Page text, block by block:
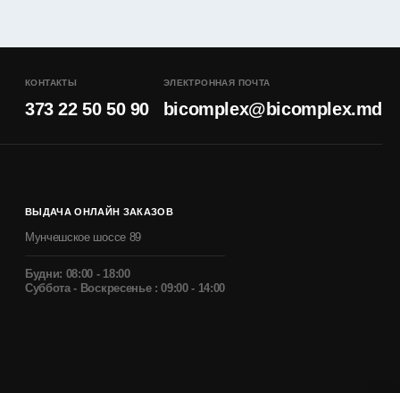
КОНТАКТЫ
373 22 50 50 90
ЭЛЕКТРОННАЯ ПОЧТА
bicomplex@bicomplex.md
ВЫДАЧА ОНЛАЙН ЗАКАЗОВ
Мунчешское шоссе 89
Будни: 08:00 - 18:00
Суббота - Воскресенье : 09:00 - 14:00